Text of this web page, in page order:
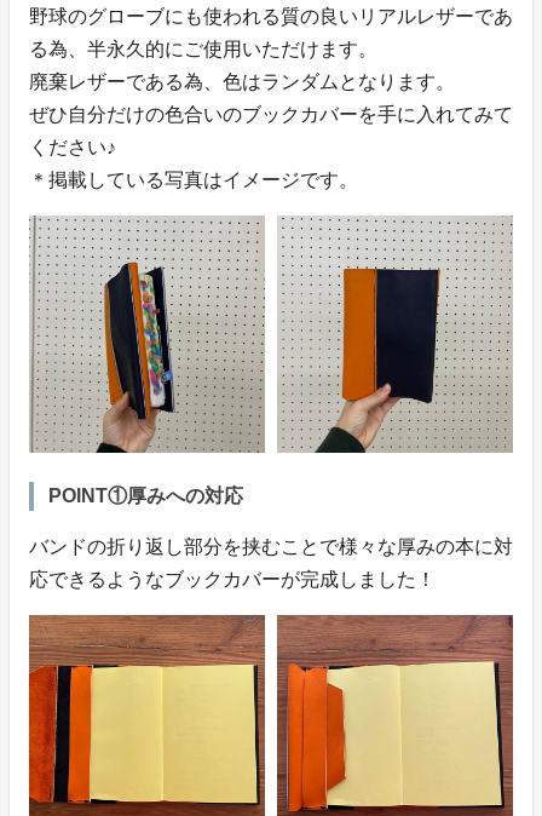
野球のグローブにも使われる質の良いリアルレザーであ
る為、半永久的にご使用いただけます。
廃棄レザーである為、色はランダムとなります。
ぜひ自分だけの色合いのブックカバーを手に入れてみて
ください♪
＊掲載している写真はイメージです。
POINT①厚みへの対応
バンドの折り返し部分を挟むことで様々な厚みの本に対
応できるようなブックカバーが完成しました！